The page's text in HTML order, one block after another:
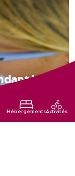
HébergementsActivités
les
?